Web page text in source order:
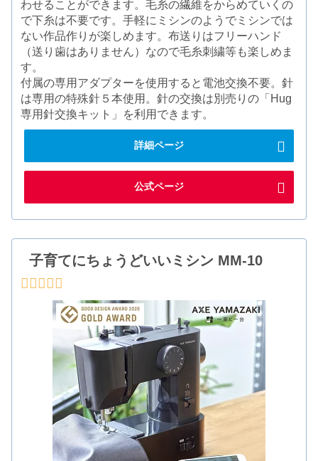
わせることができます。毛糸の繊維をからめていくの
で下糸は不要です。手軽にミシンのようでミシンでは
ない作品作りが楽しめます。布送りはフリーハンド
（送り歯はありません）なので毛糸刺繍等も楽しめま
す。
付属の専用アダプターを使用すると電池交換不要。針
は専用の特殊針５本使用。針の交換は別売りの「Hug
専用針交換キット」を利用できます。
詳細ページ
公式ページ
子育てにちょうどいいミシン MM-10